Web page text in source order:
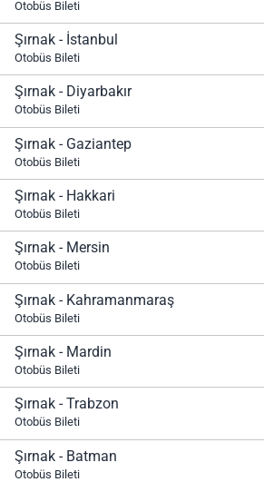
Otobüs Bileti
Şırnak - İstanbul
Otobüs Bileti
Şırnak - Diyarbakır
Otobüs Bileti
Şırnak - Gaziantep
Otobüs Bileti
Şırnak - Hakkari
Otobüs Bileti
Şırnak - Mersin
Otobüs Bileti
Şırnak - Kahramanmaraş
Otobüs Bileti
Şırnak - Mardin
Otobüs Bileti
Şırnak - Trabzon
Otobüs Bileti
Şırnak - Batman
Otobüs Bileti